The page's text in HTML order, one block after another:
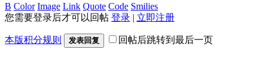
B Color Image Link Quote Code Smilies
您需要登录后才可以回帖 登录 | 立即注册
本版积分规则 发表回复 回帖后跳转到最后一页